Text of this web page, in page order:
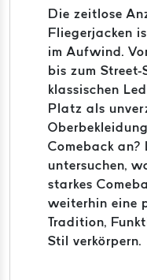
Die zeitlose
Fliegerjacken
im Aufwind.
bis zum Street-
klassischen
Platz als
Comeback an?
untersuchen,
starkes
weiterhin eine
Tradition,
Stil verkörpern.